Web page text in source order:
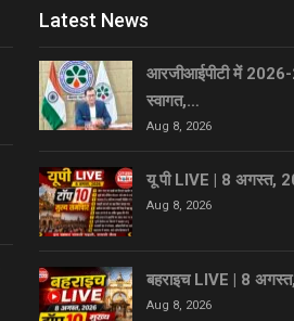
Latest News
आरजीआईपीटी में
स्वागत,…
Aug 8, 2026
यू पी LIVE | 8 अगस्त,
Aug 8, 2026
बहराइच LIVE | 8
Aug 8, 2026